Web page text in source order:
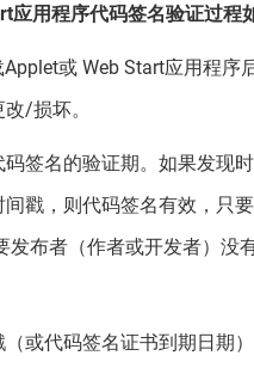
应用程序代码签名验证过程
或 Web Start应用程
/损坏。
签名的验证期。如果发现
戳，则代码签名有效，只
发布者（作者或开发者）
或代码签名证书到期日期